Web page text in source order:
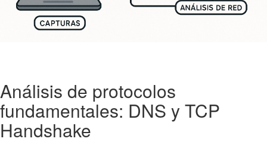
Análisis de protocolos
fundamentales: DNS y TCP
Handshake